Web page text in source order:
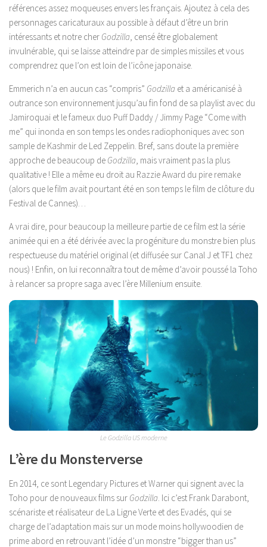
références assez moqueuses envers les français. Ajoutez à cela des
personnages caricaturaux au possible à défaut d’être un brin
intéressants et notre cher Godzilla, censé être globalement
invulnérable, qui se laisse atteindre par de simples missiles et vous
comprendrez que l’on est loin de l’icône japonaise.
Emmerich n’a en aucun cas “compris” Godzilla et a américanisé à
outrance son environnement jusqu’au fin fond de sa playlist avec du
Jamiroquai et le fameux duo Puff Daddy / Jimmy Page “Come with
me” qui inonda en son temps les ondes radiophoniques avec son
sample de Kashmir de Led Zeppelin. Bref, sans doute la première
approche de beaucoup de Godzilla, mais vraiment pas la plus
qualitative ! Elle a même eu droit au Razzie Award du pire remake
(alors que le film avait pourtant été en son temps le film de clôture du
Festival de Cannes)…
A vrai dire, pour beaucoup la meilleure partie de ce film est la série
animée qui en a été dérivée avec la progéniture du monstre bien plus
respectueuse du matériel original (et diffusée sur Canal J et TF1 chez
nous) ! Enfin, on lui reconnaîtra tout de même d’avoir poussé la Toho
à relancer sa propre saga avec l’ère Millenium ensuite.
Le Godzilla US moderne
L’ère du Monsterverse
En 2014, ce sont Legendary Pictures et Warner qui signent avec la
Toho pour de nouveaux films sur Godzilla. Ici c’est Frank Darabont,
scénariste et réalisateur de La Ligne Verte et des Evadés, qui se
charge de l’adaptation mais sur un mode moins hollywoodien de
prime abord en retrouvant l’idée d’un monstre “bigger than us”